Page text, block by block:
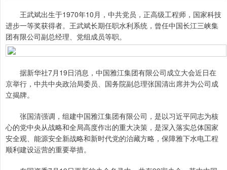
王武斌出生于1970年10月，中共党员，正高级工程师，国家科技
进步一等奖获得者。王武斌长期任职水利系统，曾任中国长江三峡集
团有限公司副总经理、党组成员等职。
据新华社7月19日消息，中国雅江集团有限公司成立大会近日在
京举行，中共中央政治局委员、国务院副总理张国清出席并为公司成
立揭牌。
张国清强调，组建中国雅江集团有限公司，是以习近平同志为核
心的党中央从战略和全局高度作出的重大决策，是深入落实总体国家
安全观、能源安全新战略和新时代党的治藏方略，保障雅下水电工程
顺利建设运营的重要举措。